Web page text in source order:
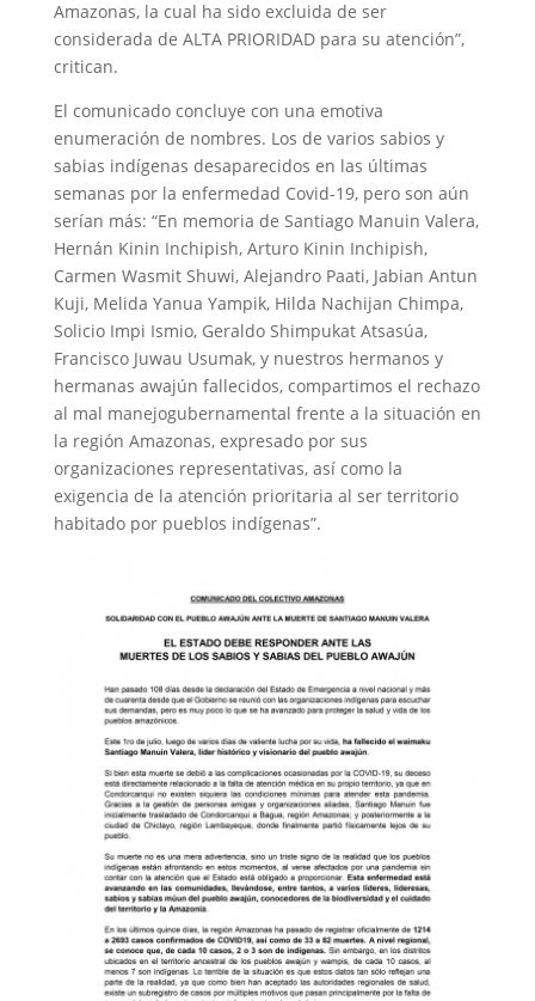
Amazonas, la cual ha sido excluida de ser
considerada de ALTA PRIORIDAD para su atención”,
critican.
El comunicado concluye con una emotiva
enumeración de nombres. Los de varios sabios y
sabias indígenas desaparecidos en las últimas
semanas por la enfermedad Covid-19, pero son aún
serían más: “En memoria de Santiago Manuin Valera,
Hernán Kinin Inchipish, Arturo Kinin Inchipish,
Carmen Wasmit Shuwi, Alejandro Paati, Jabian Antun
Kuji, Melida Yanua Yampik, Hilda Nachijan Chimpa,
Solicio Impi Ismio, Geraldo Shimpukat Atsasúa,
Francisco Juwau Usumak, y nuestros hermanos y
hermanas awajún fallecidos, compartimos el rechazo
al mal manejogubernamental frente a la situación en
la región Amazonas, expresado por sus
organizaciones representativas, así como la
exigencia de la atención prioritaria al ser territorio
habitado por pueblos indígenas”.